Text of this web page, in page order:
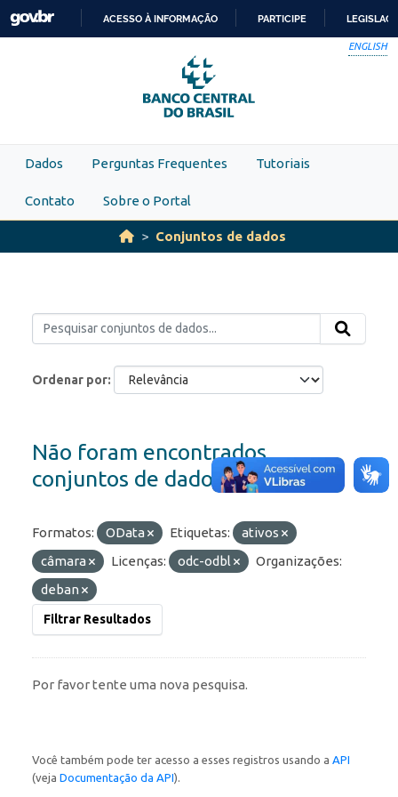
Skip to main content
PARA
O
CONTEÚDO
ACESSO À INFORMAÇÃO PARTICIPE
ENGLISH
Dados Perguntas Frequentes Tutoriais
Contato Sobre o Portal
Conjuntos de dados
Ordenar por
Não foram encontrados
conjuntos de dados
Formatos: OData Etiquetas:
ativos
câmara
Licenças: odc-odbl
Organizações:
deban
Filtrar Resultados
Por favor tente uma nova pesquisa.
Você também pode ter acesso a esses registros usando a API
(veja Documentação da API).